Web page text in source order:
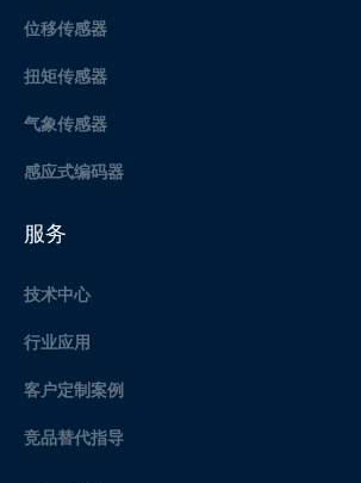
位移传感器
扭矩传感器
气象传感器
感应式编码器
服务
技术中心
行业应用
客户定制案例
竞品替代指导